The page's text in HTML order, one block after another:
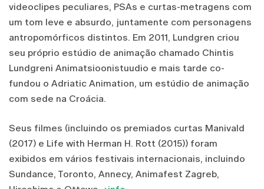
videoclipes peculiares, PSAs e curtas-metragens com
um tom leve e absurdo, juntamente com personagens
antropomórficos distintos. Em 2011, Lundgren criou
seu próprio estúdio de animação chamado Chintis
Lundgreni Animatsioonistuudio e mais tarde co-
fundou o Adriatic Animation, um estúdio de animação
com sede na Croácia.
Seus filmes (incluindo os premiados curtas Manivald
(2017) e Life with Herman H. Rott (2015)) foram
exibidos em vários festivais internacionais, incluindo
Sundance, Toronto, Annecy, Animafest Zagreb,